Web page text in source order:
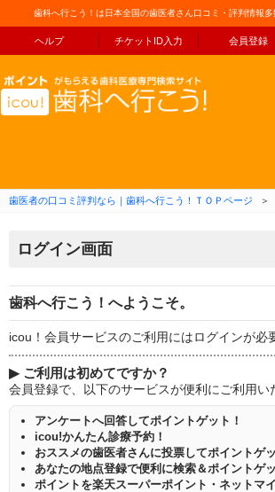
歯科へ行こう！は日本全国の歯医者さん口コミ・評判情報
ヘルプ チケットID入力 会員登録
コンテンツへ
歯医者の口コミ評判なら｜歯科へ行こう！ＴＯＰページ ＞
ログイン画面
歯科へ行こう！へようこそ。
icou！会員サービスのご利用にはログインが必
▶ ご利用は初めてですか？
会員登録で、以下のサービスが便利にご利用い
アンケートへ回答してポイントゲット！
icou!かんたん診療予約！
おススメの歯医者さんに投票してポイントゲ
あなたの地点登録で便利に検索＆ポイントゲ
ポイントを楽天スーパーポイント・ネットマ